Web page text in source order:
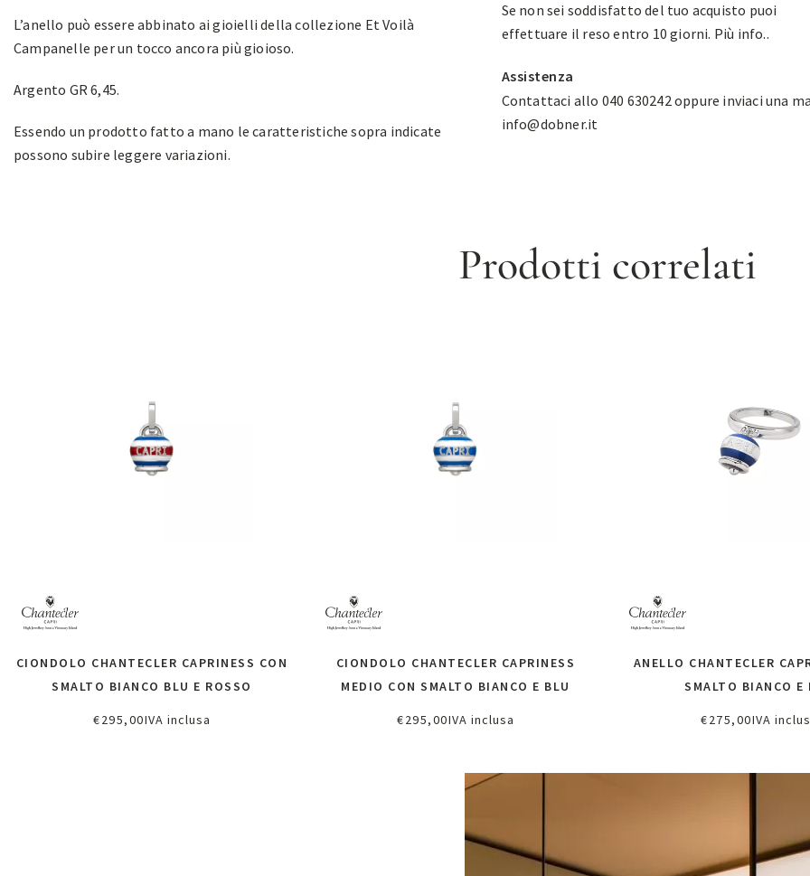
L’anello può essere abbinato ai gioielli della collezione Et Voilà
Campanelle per un tocco ancora più gioioso.
Argento GR 6,45.
Essendo un prodotto fatto a mano le caratteristiche sopra indicate
possono subire leggere variazioni.
Se non sei soddisfatto del tuo acquisto puoi
effettuare il reso entro 10 giorni. Più info..
Assistenza
Contattaci allo 040 630242 oppure inviaci una
info@dobner.it
Prodotti correlati
CIONDOLO CHANTECLER CAPRINESS CON
SMALTO BIANCO BLU E ROSSO
€295,00IVA inclusa
CIONDOLO CHANTECLER CAPRINESS
MEDIO CON SMALTO BIANCO E BLU
€295,00IVA inclusa
ANELLO CHANTECLER
SMALTO BIANCO E
€275,00IVA